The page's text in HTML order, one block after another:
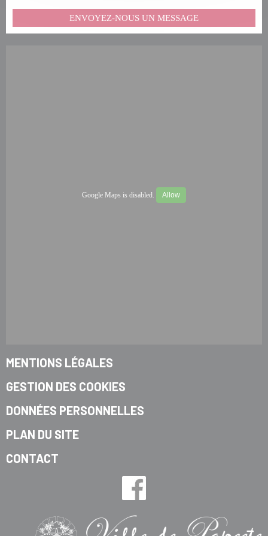
ENVOYEZ-NOUS UN MESSAGE
Google Maps is disabled. Allow
MENTIONS LÉGALES
GESTION DES COOKIES
DONNÉES PERSONNELLES
PLAN DU SITE
CONTACT